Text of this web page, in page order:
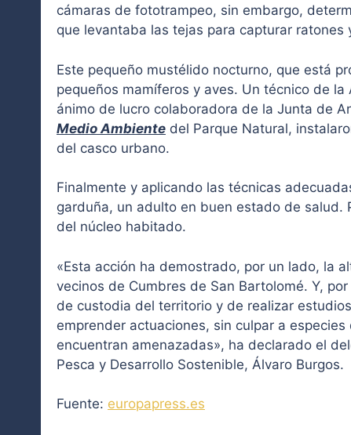
cámaras de fototrampeo, sin embargo,
que levantaba las tejas para capturar ratones
Este pequeño mustélido nocturno, que está
pequeños mamíferos y aves. Un técnico de
ánimo de lucro colaboradora de la Junta de
Medio Ambiente del Parque Natural,
del casco urbano.
Finalmente y aplicando las técnicas
garduña, un adulto en buen estado de salud.
del núcleo habitado.
«Esta acción ha demostrado, por un lado, la
vecinos de Cumbres de San Bartolomé. Y,
de custodia del territorio y de realizar
emprender actuaciones, sin culpar a
encuentran amenazadas», ha declarado el
Pesca y Desarrollo Sostenible, Álvaro Burgos.
Fuente: europapress.es